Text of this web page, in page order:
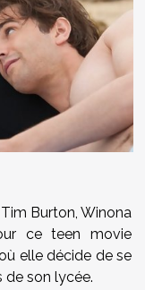
Burton, Winona
ce teen movie
elle décide de se
de son lycée.